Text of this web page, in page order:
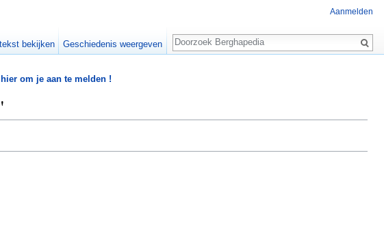
om je aan te melden !
Aanmelden
bekijken Geschiedenis weergeven
Zoeken